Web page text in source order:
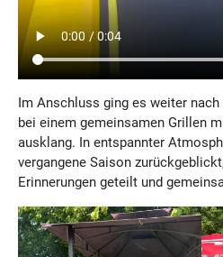
Im Anschluss ging es weiter nach
bei einem gemeinsamen Grillen
ausklang. In entspannter
vergangene Saison
Erinnerungen geteilt und